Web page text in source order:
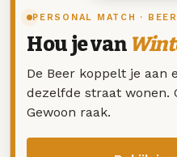
PERSONAL MATCH ·
Hou je van
De Beer koppelt je aan
dezelfde straat wonen.
Gewoon raak.